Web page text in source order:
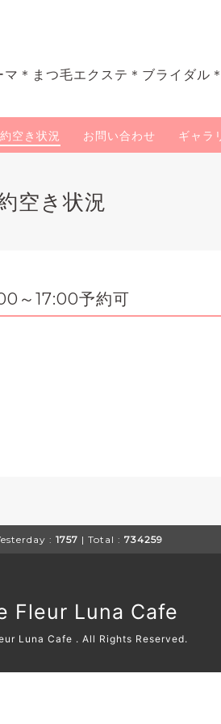
＊まつ毛エクステ＊ブライダル
空き状況 お問い合わせ ギャラ
空き状況
～17:00予約可
: 1757 | Total : 734259
Fleur Luna Cafe
Luna Cafe . All Rights Reserved.